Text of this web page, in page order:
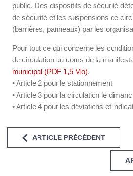
public. Des dispositifs de sécurité
de sécurité et les suspensions de
(barrières, panneaux) par les
Pour tout ce qui concerne les
de circulation au cours de la
municipal (PDF 1,5 Mo).
• Article 2 pour le stationnement
• Article 3 pour la circulation le
• Article 4 pour les déviations et
ARTICLE PRÉCÉDENT